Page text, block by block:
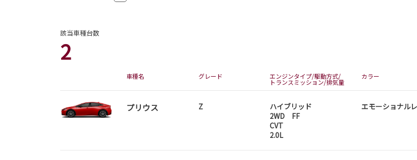
ハリアー 一部改良
ハリアーが一部改良となりました。
ハリアーは茨城トヨタから。
該当車種台数
2
車種名 グレード エンジンタイプ/駆動方式/
トランスミッション/排気量
カラー
プリウス Z
ハイブリッド
2WD FF
CVT
2.0L
エモーショナル